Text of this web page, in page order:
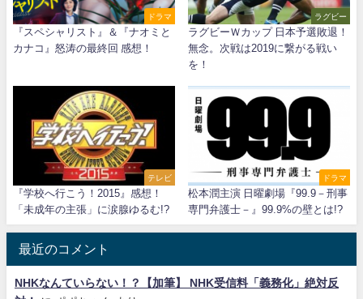
ドラマ
『スペシャリスト』＆『ナオミと
カナコ』怒涛の最終回 感想！
ラグビー
ラグビーＷカップ 日本予選敗退！
無念。次戦は2019に繋がる戦い
を！
テレビ
『学校へ行こう！2015』感想！
「未成年の主張」に涙腺ゆるむ!?
ドラマ
松本潤主演 日曜劇場『99.9－刑事
専門弁護士－』99.9%の壁とは!?
最近のコメント
NHKなんていらない！？【加筆】 NHK受信料「義務化」絶対反